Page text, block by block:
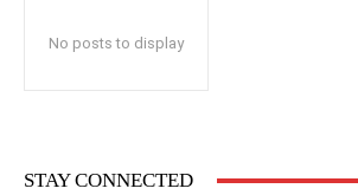
No posts to display
STAY CONNECTED